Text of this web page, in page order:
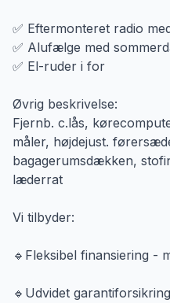
✅ Eftermonteret radio
✅ Alufælge med
✅ El-ruder i for
Øvrig beskrivelse:
Fjernb. c.lås,
måler, højdejust.
bagagerumsdækken,
læderrat
Vi tilbyder:
🔹Fleksibel finansiering -
🔹Udvidet